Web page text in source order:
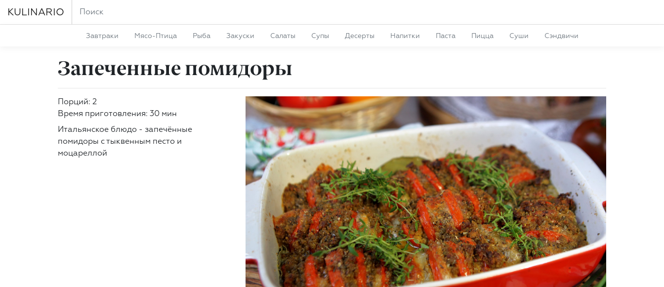
KULINARIO
Завтраки Мясо-Птица Рыба Закуски Салаты Супы Десерты Напитки Паста Пицца Суши Сэндвичи
Запеченные помидоры
Порций: 2
Время приготовления: 30 мин
Итальянское блюдо - запечённые
помидоры с тыквенным песто и
моцареллой